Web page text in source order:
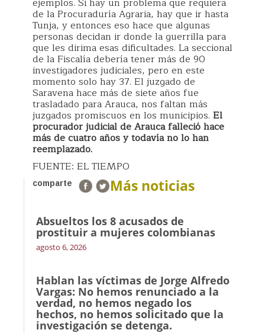
de la Procuraduría Agraria, hay que ir hasta
Tunja, y entonces eso hace que algunas
personas decidan ir donde la guerrilla para
que les dirima esas dificultades. La seccional
de la Fiscalía debería tener más de 90
investigadores judiciales, pero en este
momento solo hay 37. El juzgado de
Saravena hace más de siete años fue
trasladado para Arauca, nos faltan más
juzgados promiscuos en los municipios. El
procurador judicial de Arauca falleció hace
más de cuatro años y todavía no lo han
reemplazado.
FUENTE: EL TIEMPO
comparte Más noticias
Absueltos los 8 acusados de
prostituir a mujeres colombianas
agosto 6, 2026
Hablan las víctimas de Jorge Alfredo
Vargas: No hemos renunciado a la
verdad, no hemos negado los
hechos, no hemos solicitado que la
investigación se detenga.